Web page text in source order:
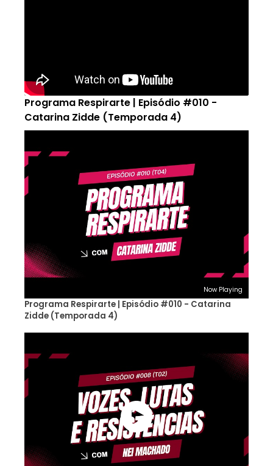
Programa Respirarte | Episódio #010 -
Catarina Zidde (Temporada 4)
Now Playing
Programa Respirarte | Episódio #010 - Catarina
Zidde (Temporada 4)